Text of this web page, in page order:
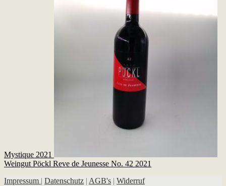
Mystique 2021
Weingut Pöckl Reve de Jeunesse No. 42 2021
Impressum | Datenschutz | AGB's | Widerruf